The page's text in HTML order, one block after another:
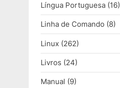
Língua Portuguesa (16)
Linha de Comando (8)
Linux (262)
Livros (24)
Manual (9)